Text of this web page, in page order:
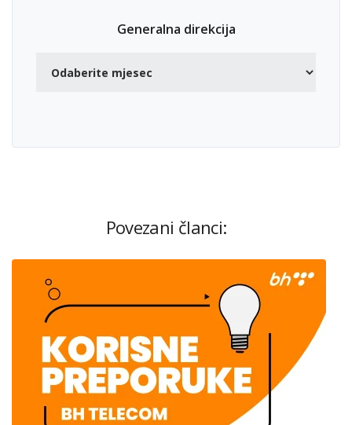
Generalna direkcija
Povezani članci: